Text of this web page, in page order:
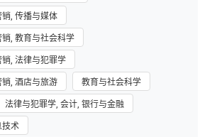
, 传播与媒体
, 教育与社会科学
, 法律与犯罪学
, 酒店与旅游 教育与社会科学
法律与犯罪学, 会计, 银行与金融
技术